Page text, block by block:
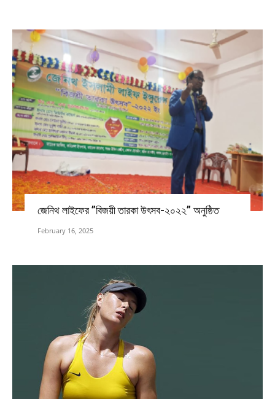
জেনিথ লাইফের ”বিজয়ী তারকা উৎসব-২০২২” অনুষ্ঠিত
February 16, 2025